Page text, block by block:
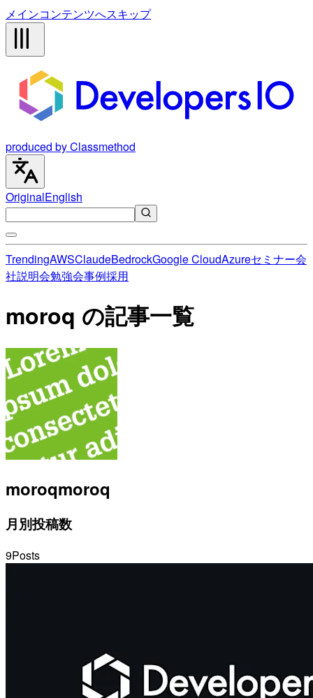
メインコンテンツへスキップ
produced by Classmethod
OriginalEnglish
TrendingAWSClaudeBedrockGoogle CloudAzureセミナー会
社説明会勉強会事例採用
moroq の記事一覧
moroqmoroq
月別投稿数
9Posts